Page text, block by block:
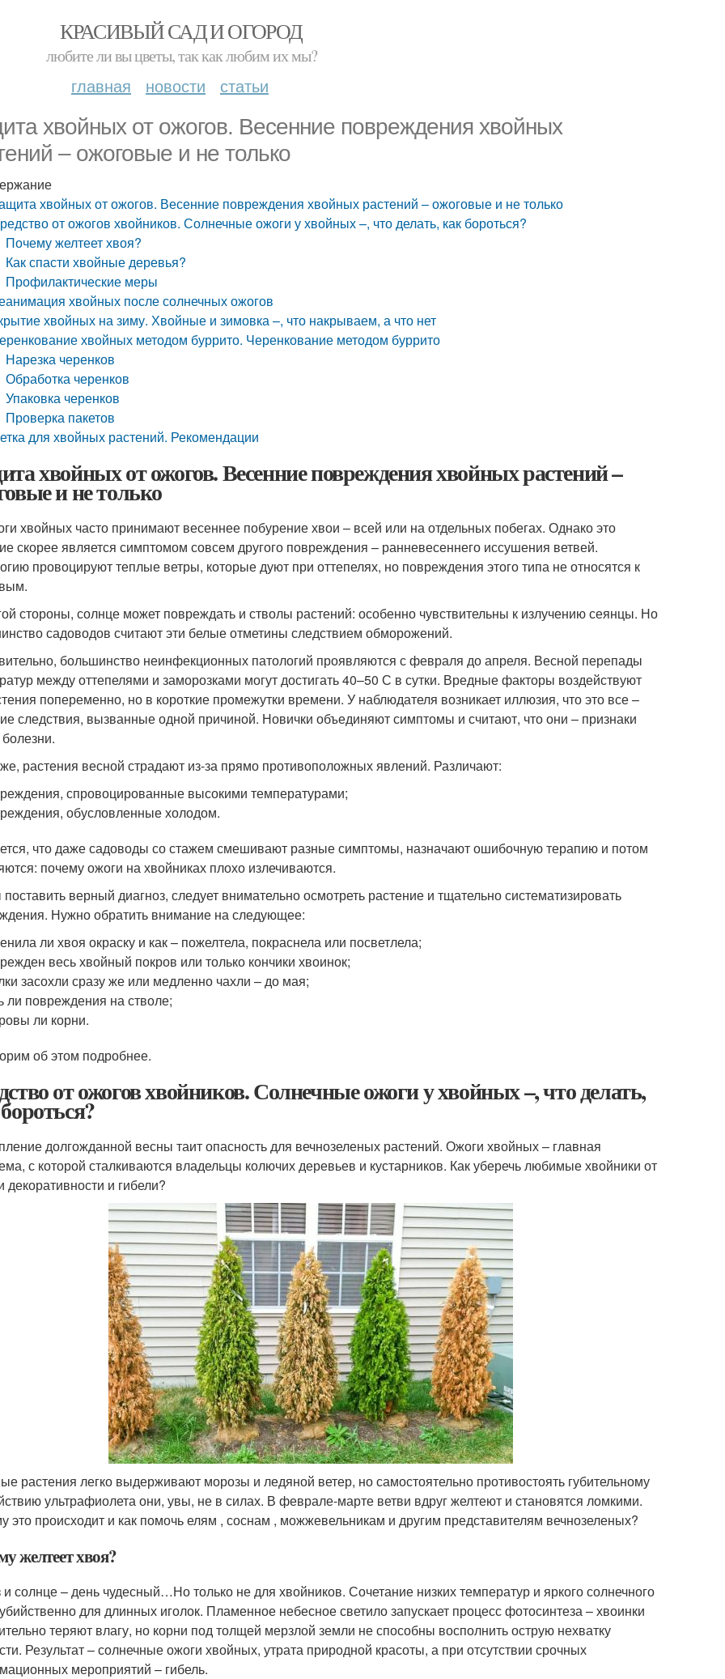
КРАСИВЫЙ САД И ОГОРОД
любите ли вы цветы, так как любим их мы?
главная новости статьи
хвойных от ожогов. Весенние повреждения хвойных
– ожоговые и не только
хвойных от ожогов. Весенние повреждения хвойных растений – ожоговые и не только
от ожогов хвойников. Солнечные ожоги у хвойных –, что делать, как бороться?
Почему желтеет хвоя?
Как спасти хвойные деревья?
Профилактические меры
хвойных после солнечных ожогов
хвойных на зиму. Хвойные и зимовка –, что накрываем, а что нет
хвойных методом буррито. Черенкование методом буррито
Нарезка черенков
Обработка черенков
Упаковка черенков
Проверка пакетов
для хвойных растений. Рекомендации
хвойных от ожогов. Весенние повреждения хвойных растений –
и не только
хвойных часто принимают весеннее побурение хвои – всей или на отдельных побегах. Однако это
скорее является симптомом совсем другого повреждения – ранневесеннего иссушения ветвей.
провоцируют теплые ветры, которые дуют при оттепелях, но повреждения этого типа не относятся к
стороны, солнце может повреждать и стволы растений: особенно чувствительны к излучению сеянцы. Но
садоводов считают эти белые отметины следствием обморожений.
большинство неинфекционных патологий проявляются с февраля до апреля. Весной перепады
между оттепелями и заморозками могут достигать 40–50 С в сутки. Вредные факторы воздействуют
попеременно, но в короткие промежутки времени. У наблюдателя возникает иллюзия, что это все –
следствия, вызванные одной причиной. Новички объединяют симптомы и считают, что они – признаки
растения весной страдают из-за прямо противоположных явлений. Различают:
спровоцированные высокими температурами;
обусловленные холодом.
что даже садоводы со стажем смешивают разные симптомы, назначают ошибочную терапию и потом
почему ожоги на хвойниках плохо излечиваются.
верный диагноз, следует внимательно осмотреть растение и тщательно систематизировать
Нужно обратить внимание на следующее:
ли хвоя окраску и как – пожелтела, покраснела или посветлела;
весь хвойный покров или только кончики хвоинок;
засохли сразу же или медленно чахли – до мая;
ли повреждения на стволе;
ли корни.
об этом подробнее.
от ожогов хвойников. Солнечные ожоги у хвойных –, что делать,
долгожданной весны таит опасность для вечнозеленых растений. Ожоги хвойных – главная
с которой сталкиваются владельцы колючих деревьев и кустарников. Как уберечь любимые хвойники от
декоративности и гибели?
растения легко выдерживают морозы и ледяной ветер, но самостоятельно противостоять губительному
ультрафиолета они, увы, не в силах. В феврале-марте ветви вдруг желтеют и становятся ломкими.
это происходит и как помочь елям , соснам , можжевельникам и другим представителям вечнозеленых?
желтеет хвоя?
солнце – день чудесный…Но только не для хвойников. Сочетание низких температур и яркого солнечного
для длинных иголок. Пламенное небесное светило запускает процесс фотосинтеза – хвоинки
теряют влагу, но корни под толщей мерзлой земли не способны восполнить острую нехватку
Результат – солнечные ожоги хвойных, утрата природной красоты, а при отсутствии срочных
мероприятий – гибель.